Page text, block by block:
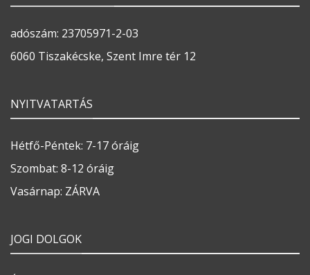
adószám: 23705971-2-03
6060 Tiszakécske, Szent Imre tér 12
NYITVATARTÁS
Hétfő-Péntek: 7-17 óráig
Szombat: 8-12 óráig
Vasárnap: ZÁRVA
JOGI DOLGOK